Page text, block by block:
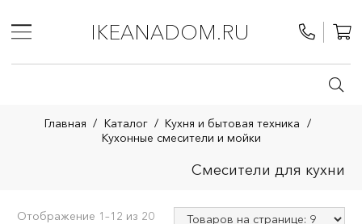
IKEANADOM.RU
Главная / Каталог / Кухня и бытовая техника /
Кухонные смесители и мойки
Смесители для кухни
Отображение 1–12 из 20